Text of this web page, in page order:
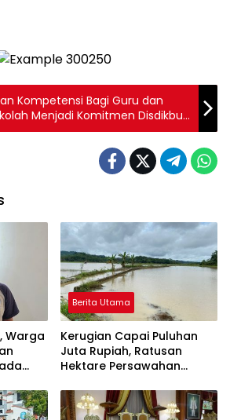
Kompetensi Bagi Guru dan
Menjadi Komitmen Disdikbud
Warga
Berita Utama
Kerugian Capai Puluhan
Juta Rupiah, Ratusan
Hektare Persawahan
Kelurahan Bukit Biru